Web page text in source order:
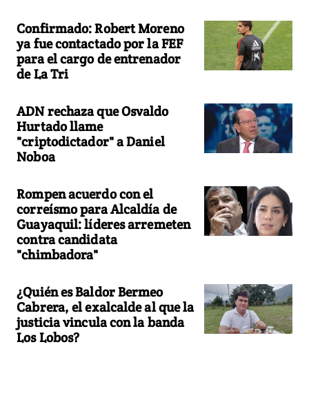
Confirmado: Robert Moreno
ya fue contactado por la FEF
para el cargo de entrenador
de La Tri
ADN rechaza que Osvaldo
Hurtado llame
"criptodictador" a Daniel
Noboa
Rompen acuerdo con el
correísmo para Alcaldía de
Guayaquil: líderes arremeten
contra candidata
"chimbadora"
¿Quién es Baldor Bermeo
Cabrera, el exalcalde al que la
justicia vincula con la banda
Los Lobos?